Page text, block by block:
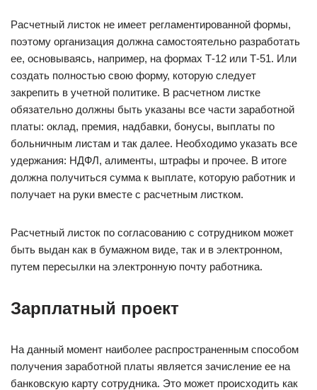
Расчетный листок не имеет регламентированной формы,
поэтому организация должна самостоятельно разработать
ее, основываясь, например, на формах Т-12 или Т-51. Или
создать полностью свою форму, которую следует
закрепить в учетной политике. В расчетном листке
обязательно должны быть указаны все части заработной
платы: оклад, премия, надбавки, бонусы, выплаты по
больничным листам и так далее. Необходимо указать все
удержания: НДФЛ, алименты, штрафы и прочее. В итоге
должна получиться сумма к выплате, которую работник и
получает на руки вместе с расчетным листком.
Расчетный листок по согласованию с сотрудником может
быть выдан как в бумажном виде, так и в электронном,
путем пересылки на электронную почту работника.
Зарплатный проект
На данный момент наиболее распространенным способом
получения заработной платы является зачисление ее на
банковскую карту сотрудника. Это может происходить как